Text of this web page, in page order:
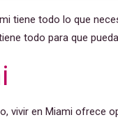
tiene todo lo que
todo para que
vivir en Miami ofrece